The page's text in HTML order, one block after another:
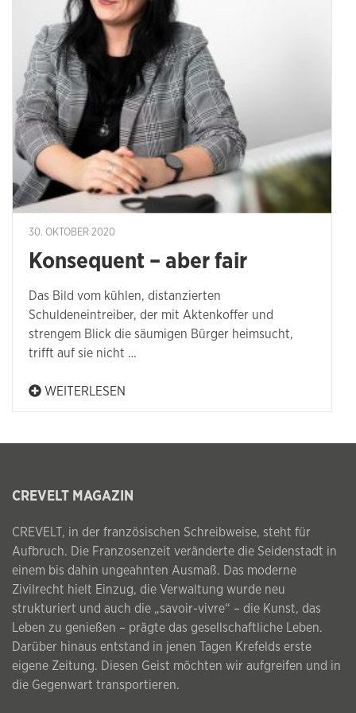
30. OKTOBER 2020
Konsequent – aber fair
Das Bild vom kühlen, distanzierten
Schuldeneintreiber, der mit Aktenkoffer und
strengem Blick die säumigen Bürger heimsucht,
trifft auf sie nicht …
WEITERLESEN
CREVELT MAGAZIN
CREVELT, in der französischen Schreibweise, steht für
Aufbruch. Die Franzosenzeit veränderte die Seidenstadt in
einem bis dahin ungeahnten Ausmaß. Das moderne
Zivilrecht hielt Einzug, die Verwaltung wurde neu
strukturiert und auch die „savoir-vivre“ – die Kunst, das
Leben zu genießen – prägte das gesellschaftliche Leben.
Darüber hinaus entstand in jenen Tagen Krefelds erste
eigene Zeitung. Diesen Geist möchten wir aufgreifen und in
die Gegenwart transportieren.